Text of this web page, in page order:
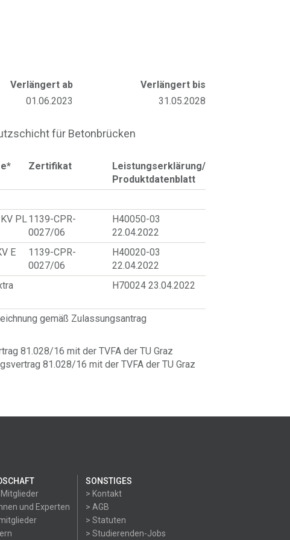
Verlängert ab
Verlängert bis
01.06.2023 31.05.2028
für Betonbrücken
Zertifikat
Leistungserklärung/
Produktdatenblatt
PL1139-CPR-
0027/06
H40050-03
22.04.2022
E
1139-CPR-
0027/06
H40020-03
22.04.2022
H70024 23.04.2022
gemäß Zulassungsantrag
81.028/16 mit der TVFA der TU Graz
81.028/16 mit der TVFA der TU Graz
und Experten
SONSTIGES
> Kontakt
> AGB
> Statuten
> Studierenden-Jobs